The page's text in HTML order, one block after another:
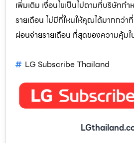
เพิ่มเติม เงื่อนไขเป็นไปตามที่บริษัทก
รายเดือน ไม่มีที่ใหนให้คุณได้มากกว่า
ผ่อนจ่ายรายเดือน ที่สุดของความคุ้มใ
LG Subscribe Thailand